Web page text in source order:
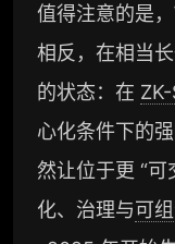
值得注意的是
相反，在相当
的状态：在
心化条件下的
然让位于更 “可
化、治理与可